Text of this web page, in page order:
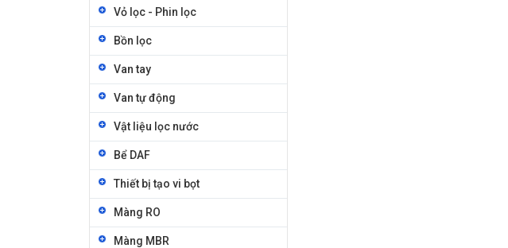
Vỏ lọc - Phin lọc
Bồn lọc
Van tay
Van tự động
Vật liệu lọc nước
Bể DAF
Thiết bị tạo vi bọt
Màng RO
Màng MBR